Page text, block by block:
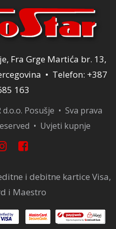
Fra Grge Martića br. 13,
• Telefon: +387
163
Posušje • Sva prava
• Uvjeti kupnje
i debitne kartice Visa,
i Maestro